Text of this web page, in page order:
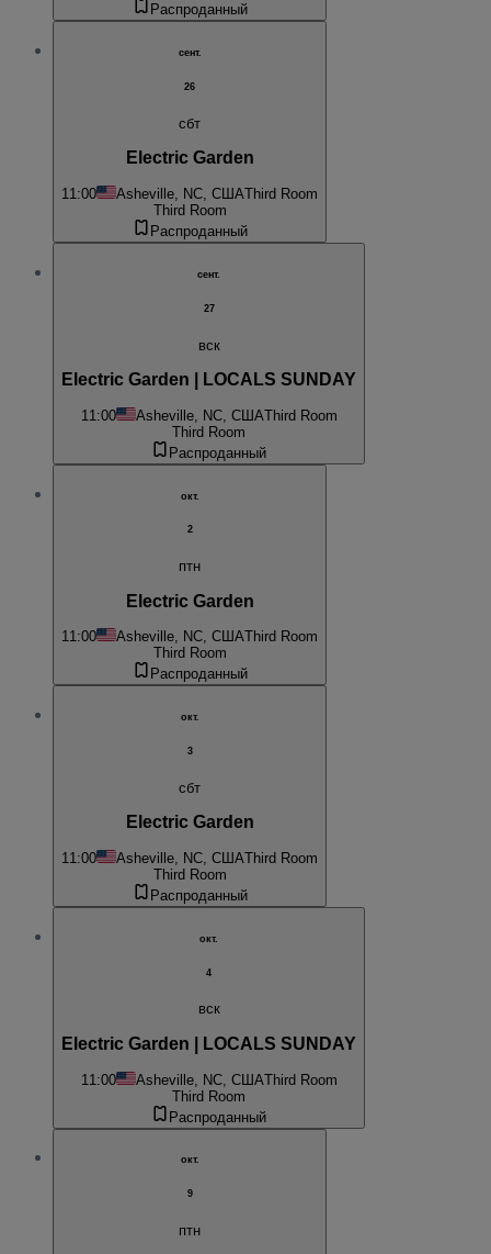
Распроданный
сент.
26
сбт
Electric Garden
11:00 Asheville, NC, СШАThird Room
Third Room
Распроданный
сент.
27
вск
Electric Garden | LOCALS SUNDAY
11:00 Asheville, NC, СШАThird Room
Third Room
Распроданный
окт.
2
птн
Electric Garden
11:00 Asheville, NC, СШАThird Room
Third Room
Распроданный
окт.
3
сбт
Electric Garden
11:00 Asheville, NC, СШАThird Room
Third Room
Распроданный
окт.
4
вск
Electric Garden | LOCALS SUNDAY
11:00 Asheville, NC, СШАThird Room
Third Room
Распроданный
окт.
9
птн